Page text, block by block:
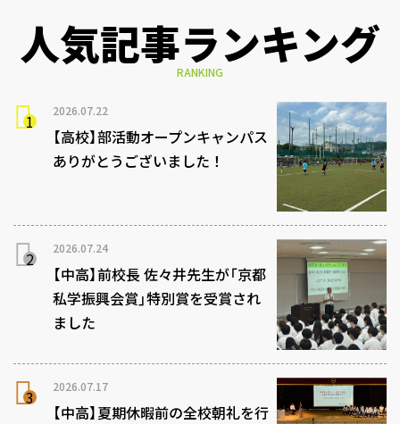
人気記事ランキング
RANKING
2026.07.22
【高校】部活動オープンキャンパス
ありがとうございました！
2026.07.24
【中高】前校長 佐々井先生が「京都
私学振興会賞」特別賞を受賞され
ました
2026.07.17
【中高】夏期休暇前の全校朝礼を行